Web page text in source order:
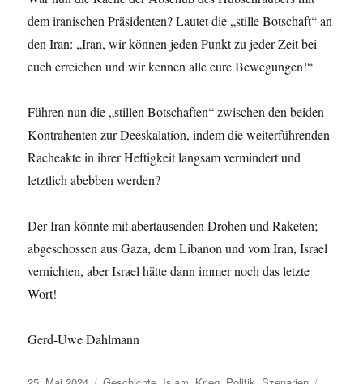
dem iranischen Präsidenten? Lautet die „stille Botschaft“ an
den Iran: „Iran, wir können jeden Punkt zu jeder Zeit bei
euch erreichen und wir kennen alle eure Bewegungen!“
Führen nun die „stillen Botschaften“ zwischen den beiden
Kontrahenten zur Deeskalation, indem die weiterführenden
Racheakte in ihrer Heftigkeit langsam vermindert und
letztlich abebben werden?
Der Iran könnte mit abertausenden Drohen und Raketen;
abgeschossen aus Gaza, dem Libanon und vom Iran, Israel
vernichten, aber Israel hätte dann immer noch das letzte
Wort!
Gerd-Uwe Dahlmann